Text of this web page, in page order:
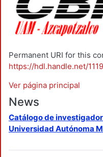
Permanent URI for this
https://hdl.handle.net/
Ver página principal
News
Catálogo de
Universidad Autónoma